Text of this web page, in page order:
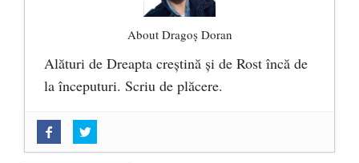
About Dragoș Doran
Alături de Dreapta creștină și de Rost încă de
la începuturi. Scriu de plăcere.
„Acum nu e momentul”